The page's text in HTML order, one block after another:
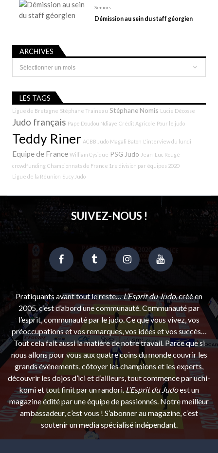
Seniors
Démission au sein du staff géorgien
ARCHIVES
Archives
LES TAGS
Ligue de Bretagne Stéphane Traineau Stéphane Nomis Lucie Décosse
Judo français Pape Doudou Ndiaye Crédit Agricole Pour le judo
Teddy Riner ACBB Judo Magali Baton L'interview du lundi
Equipe de France William Cysique PSG Judo Jean-Luc Rougé
crowdfunding Championnats de France 1re division par équipes 2020
Ligue de la Réunion Sucy Judo
SUIVEZ-NOUS !
Pratiquants avant tout le reste…L’Esprit du Judo, créé en
2005, c’est d’abord une communauté. Communauté par
l’esprit, communauté par le judo. Ce que vous vivez, vos
préoccupations et vos remarques, vos idées et vos succès…
Tout cela fait aussi la matière de notre travail. Parce que si
nous allons pour vous aux quatre coins du monde couvrir les
grands événements, côtoyer les champions et les experts,
découvrir les dojos d’ici et d’ailleurs, tout commence par uchi-
komi et tout finit par un randori.L’Esprit du Judoest un
magazine édité par une équipe de passionnés. Notre meilleur
ambassadeur, c’est vous ! S’abonner au magazine, c’est
soutenir un media spécialisé indépendant.